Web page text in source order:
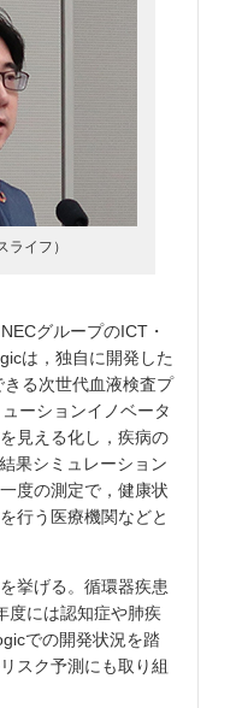
イフ）
グループのICT・
は，独自に開発した
る次世代血液検査プ
ーションイノベータ
見える化し，疾病の
果シミュレーション
度の測定で，健康状
行う医療機関などと
挙げる。循環器疾患
度には認知症や肺疾
での開発状況を踏
スク予測にも取り組